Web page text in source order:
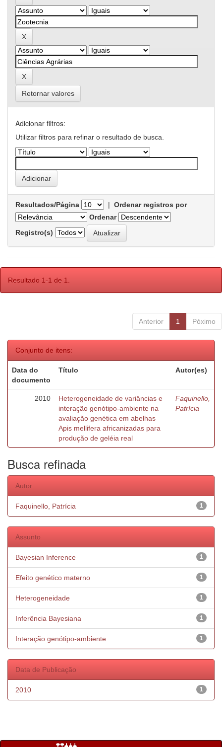
Retornar valores
Adicionar filtros:
Utilizar filtros para refinar o resultado de busca.
Resultados/Página | Ordenar registros por
Ordenar
Registro(s)
Resultado 1-1 de 1.
Anterior 1 Póximo
Conjunto de itens:
Data do
documento
Título Autor(es)
2010
Heterogeneidade de variâncias e
interação genótipo-ambiente na
avaliação genética em abelhas
Apis mellifera africanizadas para
produção de geléia real
Faquinello,
Patrícia
Busca refinada
Autor
1
Faquinello, Patrícia
Assunto
1
Bayesian Inference
1
Efeito genético materno
1
Heterogeneidade
1
Inferência Bayesiana
1
Interação genótipo-ambiente
Data de Publicação
1
2010